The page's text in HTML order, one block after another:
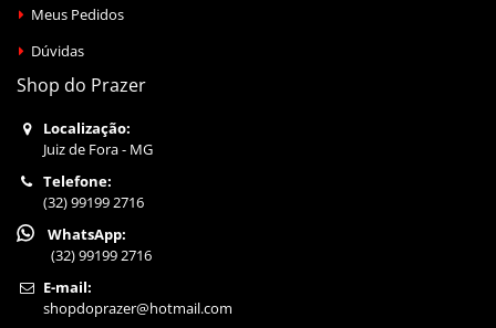
Meus Pedidos
Dúvidas
Shop do Prazer
Localização:
Juiz de Fora - MG
Telefone:
(32) 99199 2716
WhatsApp:
(32) 99199 2716
E-mail:
shopdoprazer@hotmail.com